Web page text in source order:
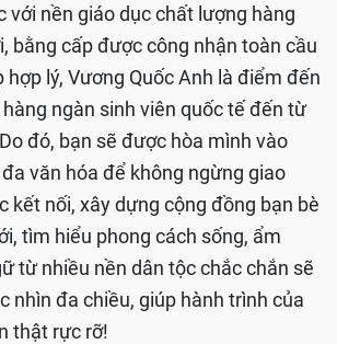
với nền giáo dục chất lượng hàng
bằng cấp được công nhận toàn cầu
hợp lý, Vương Quốc Anh là điểm đến
ngàn sinh viên quốc tế đến từ
đó, bạn sẽ được hòa mình vào
văn hóa để không ngừng giao
kết nối, xây dựng cộng đồng bạn bè
tìm hiểu phong cách sống, ẩm
từ nhiều nền dân tộc chắc chắn sẽ
nhìn đa chiều, giúp hành trình của
thật rực rỡ!